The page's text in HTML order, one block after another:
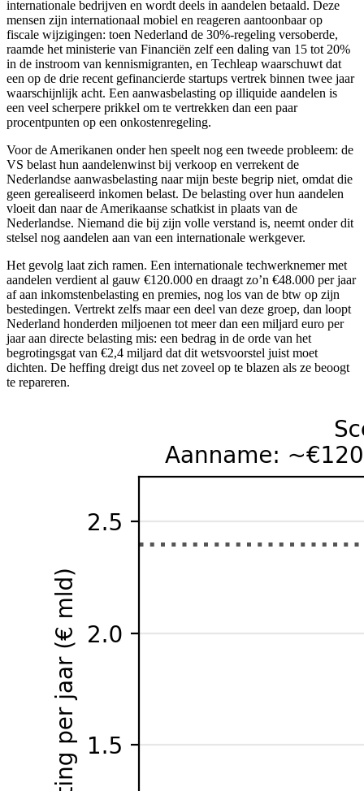
internationale bedrijven en wordt deels in aandelen betaald. Deze
mensen zijn internationaal mobiel en reageren aantoonbaar op
fiscale wijzigingen: toen Nederland de 30%-regeling versoberde,
raamde het ministerie van Financiën zelf een daling van 15 tot 20%
in de instroom van kennismigranten, en Techleap waarschuwt dat
een op de drie recent gefinancierde startups vertrek binnen twee jaar
waarschijnlijk acht. Een aanwasbelasting op illiquide aandelen is
een veel scherpere prikkel om te vertrekken dan een paar
procentpunten op een onkostenregeling.
Voor de Amerikanen onder hen speelt nog een tweede probleem: de
VS belast hun aandelenwinst bij verkoop en verrekent de
Nederlandse aanwasbelasting naar mijn beste begrip niet, omdat die
geen gerealiseerd inkomen belast. De belasting over hun aandelen
vloeit dan naar de Amerikaanse schatkist in plaats van de
Nederlandse. Niemand die bij zijn volle verstand is, neemt onder dit
stelsel nog aandelen aan van een internationale werkgever.
Het gevolg laat zich ramen. Een internationale techwerknemer met
aandelen verdient al gauw €120.000 en draagt zo’n €48.000 per jaar
af aan inkomstenbelasting en premies, nog los van de btw op zijn
bestedingen. Vertrekt zelfs maar een deel van deze groep, dan loopt
Nederland honderden miljoenen tot meer dan een miljard euro per
jaar aan directe belasting mis: een bedrag in de orde van het
begrotingsgat van €2,4 miljard dat dit wetsvoorstel juist moet
dichten. De heffing dreigt dus net zoveel op te blazen als ze beoogt
te repareren.